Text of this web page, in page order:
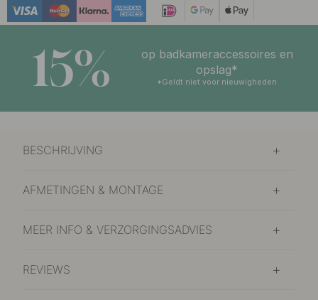
15%
op badkameraccessoires en
opslag*
*Geldt niet voor nieuwigheden
BESCHRIJVING
AFMETINGEN & MONTAGE
MEER INFO & VERZORGINGSADVIES
REVIEWS